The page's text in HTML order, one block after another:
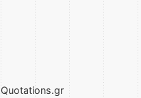
Quotations.gr